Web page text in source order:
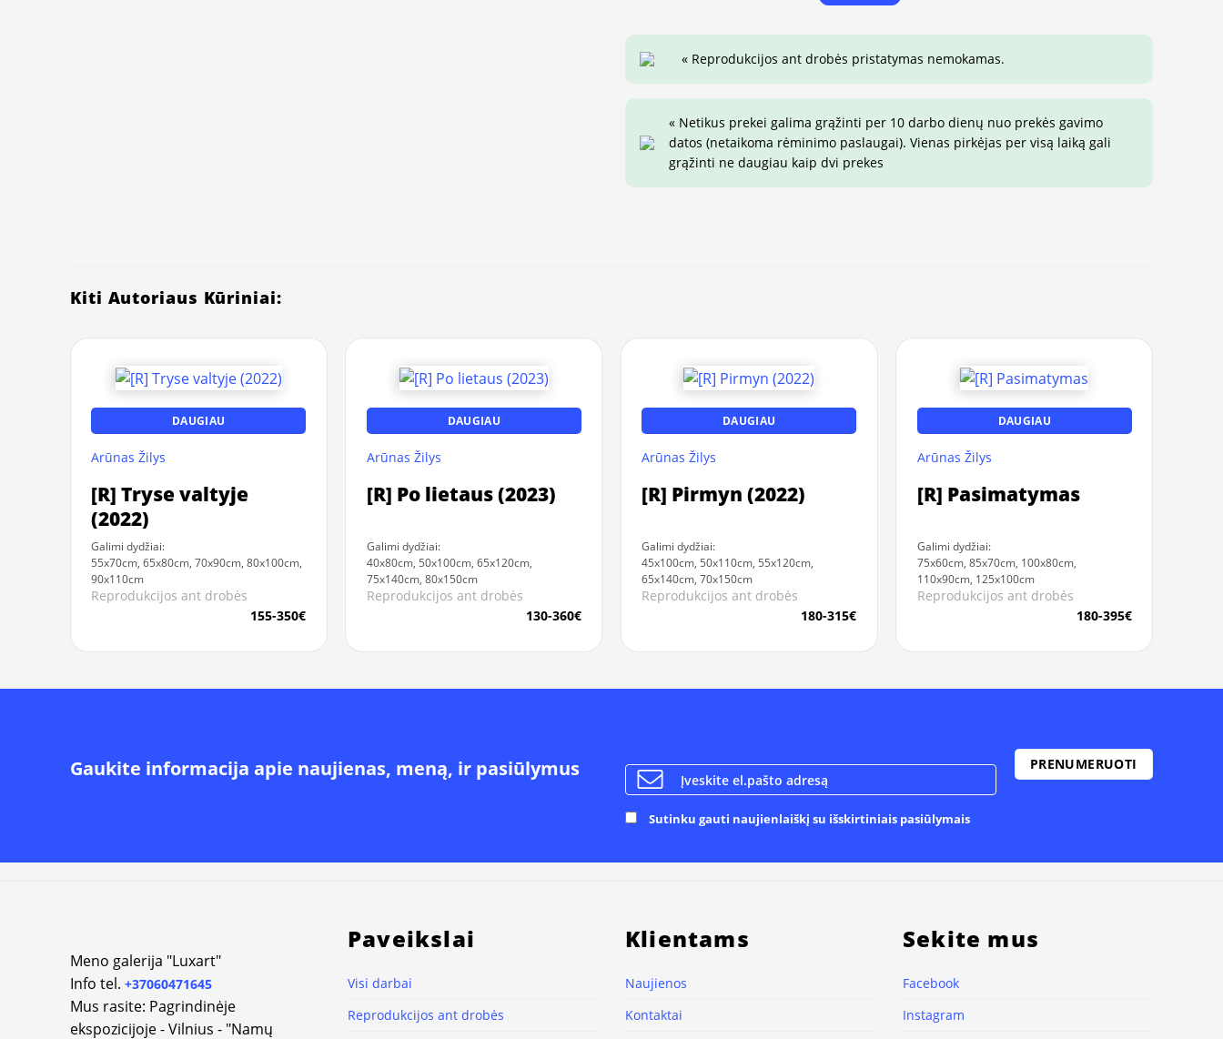
« Reprodukcijos ant drobės pristatymas nemokamas.
« Netikus prekei galima grąžinti per 10 darbo dienų nuo prekės gavimo
datos (netaikoma rėminimo paslaugai). Vienas pirkėjas per visą laiką gali
grąžinti ne daugiau kaip dvi prekes
Kiti Autoriaus Kūriniai:
DAUGIAU
Arūnas Žilys
[R] Tryse valtyje
(2022)
Galimi dydžiai:
55x70cm, 65x80cm, 70x90cm, 80x100cm,
90x110cm
Reprodukcijos ant drobės
155-350€
DAUGIAU
Arūnas Žilys
[R] Po lietaus (2023)
Galimi dydžiai:
40x80cm, 50x100cm, 65x120cm,
75x140cm, 80x150cm
Reprodukcijos ant drobės
130-360€
DAUGIAU
Arūnas Žilys
[R] Pirmyn (2022)
Galimi dydžiai:
45x100cm, 50x110cm, 55x120cm,
65x140cm, 70x150cm
Reprodukcijos ant drobės
180-315€
DAUGIAU
Arūnas Žilys
[R] Pasimatymas
Galimi dydžiai:
75x60cm, 85x70cm, 100x80cm,
110x90cm, 125x100cm
Reprodukcijos ant drobės
180-395€
Gaukite informacija apie naujienas, meną, ir pasiūlymus
Sutinku gauti naujienlaiškį su išskirtiniais pasiūlymais
Meno galerija "Luxart"
Info tel. +37060471645
Mus rasite: Pagrindinėje
ekspozicijoje - Vilnius - "Namų
Paveikslai
Visi darbai
Reprodukcijos ant drobės
Klientams
Naujienos
Kontaktai
Sekite mus
Facebook
Instagram